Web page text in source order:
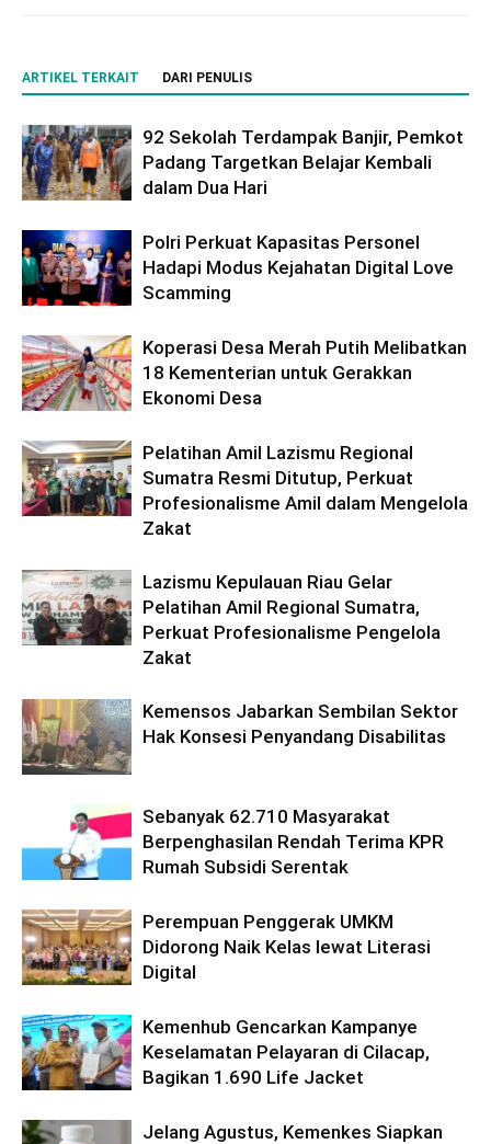
ARTIKEL TERKAIT DARI PENULIS
92 Sekolah Terdampak Banjir, Pemkot
Padang Targetkan Belajar Kembali
dalam Dua Hari
Polri Perkuat Kapasitas Personel
Hadapi Modus Kejahatan Digital Love
Scamming
Koperasi Desa Merah Putih Melibatkan
18 Kementerian untuk Gerakkan
Ekonomi Desa
Pelatihan Amil Lazismu Regional
Sumatra Resmi Ditutup, Perkuat
Profesionalisme Amil dalam Mengelola
Zakat
Lazismu Kepulauan Riau Gelar
Pelatihan Amil Regional Sumatra,
Perkuat Profesionalisme Pengelola
Zakat
Kemensos Jabarkan Sembilan Sektor
Hak Konsesi Penyandang Disabilitas
Sebanyak 62.710 Masyarakat
Berpenghasilan Rendah Terima KPR
Rumah Subsidi Serentak
Perempuan Penggerak UMKM
Didorong Naik Kelas lewat Literasi
Digital
Kemenhub Gencarkan Kampanye
Keselamatan Pelayaran di Cilacap,
Bagikan 1.690 Life Jacket
Jelang Agustus, Kemenkes Siapkan